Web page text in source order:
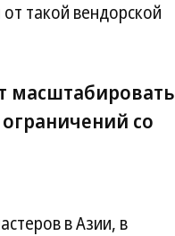
такой вендорской
масштабировать
со
в Азии, в